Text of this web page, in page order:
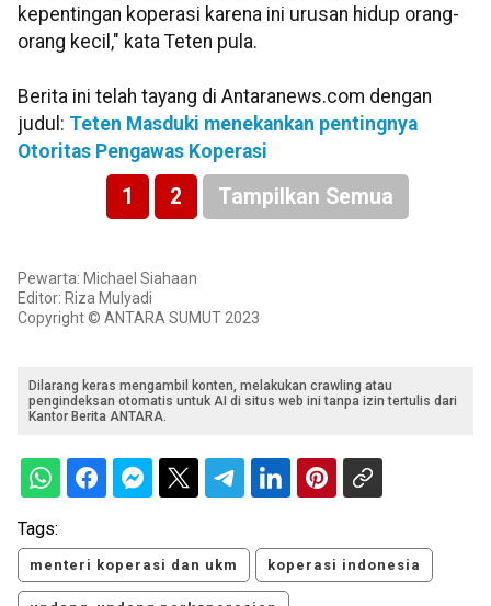
kepentingan koperasi karena ini urusan hidup orang-
orang kecil," kata Teten pula.
Berita ini telah tayang di Antaranews.com dengan
judul: Teten Masduki menekankan pentingnya
Otoritas Pengawas Koperasi
1 2 Tampilkan Semua
Pewarta: Michael Siahaan
Editor: Riza Mulyadi
Copyright © ANTARA SUMUT 2023
Dilarang keras mengambil konten, melakukan crawling atau
pengindeksan otomatis untuk AI di situs web ini tanpa izin tertulis dari
Kantor Berita ANTARA.
Tags:
menteri koperasi dan ukm koperasi indonesia